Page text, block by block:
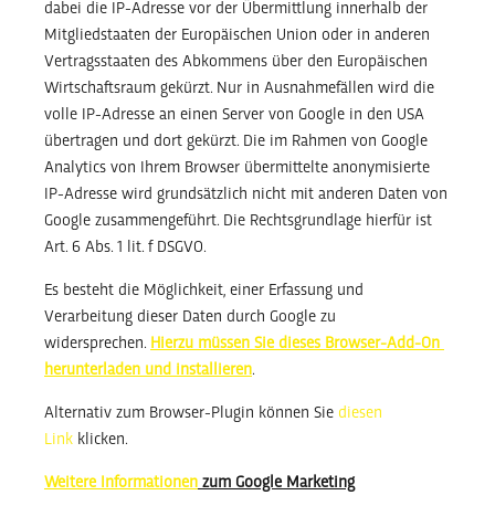
dabei die IP-Adresse vor der Übermittlung innerhalb der
Mitgliedstaaten der Europäischen Union oder in anderen
Vertragsstaaten des Abkommens über den Europäischen
Wirtschaftsraum gekürzt. Nur in Ausnahmefällen wird die
volle IP-Adresse an einen Server von Google in den USA
übertragen und dort gekürzt. Die im Rahmen von Google
Analytics von Ihrem Browser übermittelte anonymisierte
IP-Adresse wird grundsätzlich nicht mit anderen Daten von
Google zusammengeführt. Die Rechtsgrundlage hierfür ist
Art. 6 Abs. 1 lit. f DSGVO.
Es besteht die Möglichkeit, einer Erfassung und
Verarbeitung dieser Daten durch Google zu
widersprechen. Hierzu müssen Sie dieses Browser-Add-On ​​​​​
herunterladen und installieren.
Alternativ zum Browser-Plugin können Sie diesen
Link klicken.
Weitere Informationen zum Google Marketing